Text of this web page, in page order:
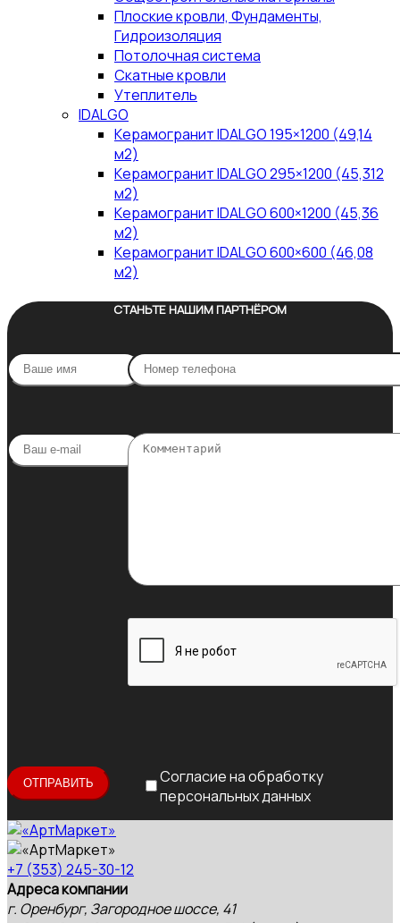
Плоские кровли, Фундаменты,
Гидроизоляция
Потолочная система
Скатные кровли
Утеплитель
IDALGO
Керамогранит IDALGO 195×1200 (49,14
м2)
Керамогранит IDALGO 295×1200 (45,312
м2)
Керамогранит IDALGO 600×1200 (45,36
м2)
Керамогранит IDALGO 600×600 (46,08
м2)
СТАНЬТЕ НАШИМ ПАРТНЁРОМ
Согласие на обработку
персональных данных
+7 (353) 245-30-12
Адреса компании
г. Оренбург, Загородное шоссе, 41